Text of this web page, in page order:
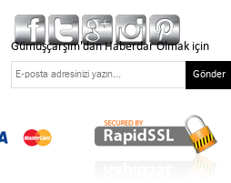
Gümüşçarşım'dan Haberdar Olmak için
Gönder